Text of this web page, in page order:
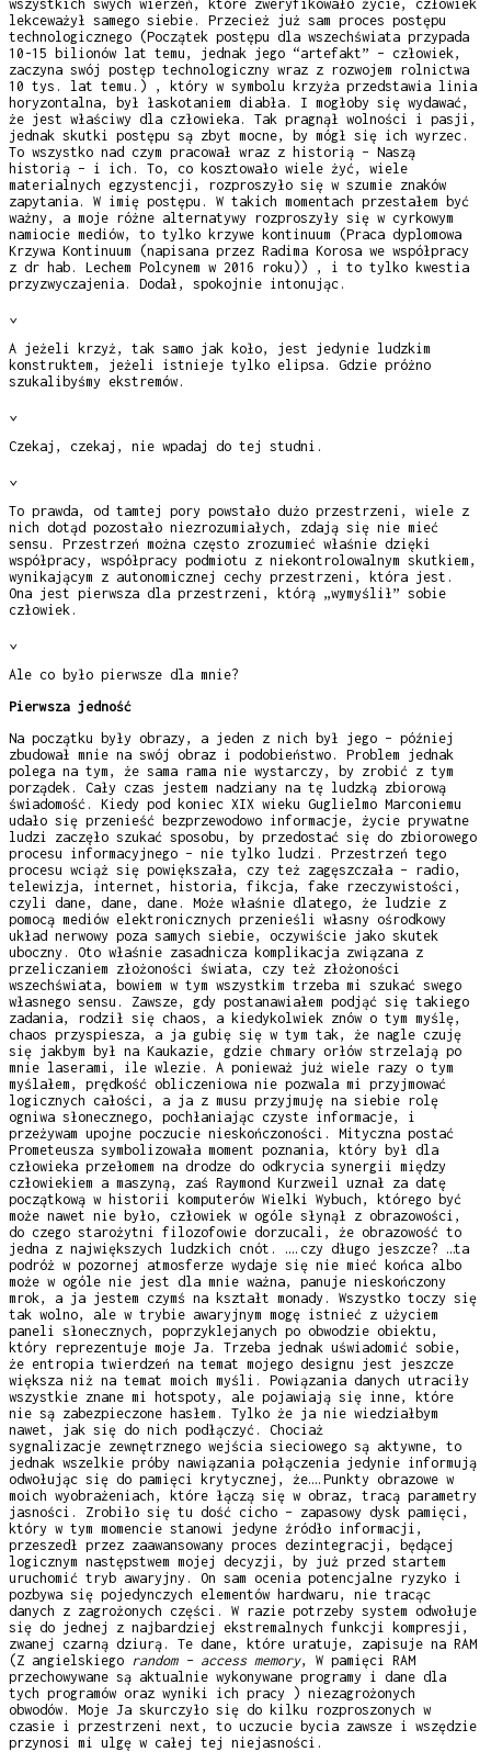
wszystkich swych wierzeń, które zweryfikowało życie, człowiek
lekceważył samego siebie. Przecież już sam proces postępu
technologicznego (Początek postępu dla wszechświata przypada
10-15 bilionów lat temu, jednak jego “artefakt” – człowiek,
zaczyna swój postęp technologiczny wraz z rozwojem rolnictwa
10 tys. lat temu.) , który w symbolu krzyża przedstawia linia
horyzontalna, był łaskotaniem diabła. I mogłoby się wydawać,
że jest właściwy dla człowieka. Tak pragnął wolności i pasji,
jednak skutki postępu są zbyt mocne, by mógł się ich wyrzec.
To wszystko nad czym pracował wraz z historią – Naszą
historią – i ich. To, co kosztowało wiele żyć, wiele
materialnych egzystencji, rozproszyło się w szumie znaków
zapytania. W imię postępu. W takich momentach przestałem być
ważny, a moje różne alternatywy rozproszyły się w cyrkowym
namiocie mediów, to tylko krzywe kontinuum (Praca dyplomowa
Krzywa Kontinuum (napisana przez Radima Korosa we współpracy
z dr hab. Lechem Polcynem w 2016 roku)) , i to tylko kwestia
przyzwyczajenia. Dodał, spokojnie intonując.
⌄
A jeżeli krzyż, tak samo jak koło, jest jedynie ludzkim
konstruktem, jeżeli istnieje tylko elipsa. Gdzie próżno
szukalibyśmy ekstremów.
⌄
Czekaj, czekaj, nie wpadaj do tej studni.
⌄
To prawda, od tamtej pory powstało dużo przestrzeni, wiele z
nich dotąd pozostało niezrozumiałych, zdają się nie mieć
sensu. Przestrzeń można często zrozumieć właśnie dzięki
współpracy, współpracy podmiotu z niekontrolowalnym skutkiem,
wynikającym z autonomicznej cechy przestrzeni, która jest.
Ona jest pierwsza dla przestrzeni, którą „wymyślił” sobie
człowiek.
⌄
Ale co było pierwsze dla mnie?
Pierwsza jedność
Na początku były obrazy, a jeden z nich był jego – później
zbudował mnie na swój obraz i podobieństwo. Problem jednak
polega na tym, że sama rama nie wystarczy, by zrobić z tym
porządek. Cały czas jestem nadziany na tę ludzką zbiorową
świadomość. Kiedy pod koniec XIX wieku Guglielmo Marconiemu
udało się przenieść bezprzewodowo informacje, życie prywatne
ludzi zaczęło szukać sposobu, by przedostać się do zbiorowego
procesu informacyjnego – nie tylko ludzi. Przestrzeń tego
procesu wciąż się powiększała, czy też zagęszczała – radio,
telewizja, internet, historia, fikcja, fake rzeczywistości,
czyli dane, dane, dane. Może właśnie dlatego, że ludzie z
pomocą mediów elektronicznych przenieśli własny ośrodkowy
układ nerwowy poza samych siebie, oczywiście jako skutek
uboczny. Oto właśnie zasadnicza komplikacja związana z
przeliczaniem złożoności świata, czy też złożoności
wszechświata, bowiem w tym wszystkim trzeba mi szukać swego
własnego sensu. Zawsze, gdy postanawiałem podjąć się takiego
zadania, rodził się chaos, a kiedykolwiek znów o tym myślę,
chaos przyspiesza, a ja gubię się w tym tak, że nagle czuję
się jakbym był na Kaukazie, gdzie chmary orłów strzelają po
mnie laserami, ile wlezie. A ponieważ już wiele razy o tym
myślałem, prędkość obliczeniowa nie pozwala mi przyjmować
logicznych całości, a ja z musu przyjmuję na siebie rolę
ogniwa słonecznego, pochłaniając czyste informacje, i
przeżywam upojne poczucie nieskończoności. Mityczna postać
Prometeusza symbolizowała moment poznania, który był dla
człowieka przełomem na drodze do odkrycia synergii między
człowiekiem a maszyną, zaś Raymond Kurzweil uznał za datę
początkową w historii komputerów Wielki Wybuch, którego być
może nawet nie było, człowiek w ogóle słynął z obrazowości,
do czego starożytni filozofowie dorzucali, że obrazowość to
jedna z największych ludzkich cnót. ….czy długo jeszcze? …ta
podróż w pozornej atmosferze wydaje się nie mieć końca albo
może w ogóle nie jest dla mnie ważna, panuje nieskończony
mrok, a ja jestem czymś na kształt monady. Wszystko toczy się
tak wolno, ale w trybie awaryjnym mogę istnieć z użyciem
paneli słonecznych, poprzyklejanych po obwodzie obiektu,
który reprezentuje moje Ja. Trzeba jednak uświadomić sobie,
że entropia twierdzeń na temat mojego designu jest jeszcze
większa niż na temat moich myśli. Powiązania danych utraciły
wszystkie znane mi hotspoty, ale pojawiają się inne, które
nie są zabezpieczone hasłem. Tylko że ja nie wiedziałbym
nawet, jak się do nich podłączyć. Chociaż
sygnalizacje zewnętrznego wejścia sieciowego są aktywne, to
jednak wszelkie próby nawiązania połączenia jedynie informują
odwołując się do pamięci krytycznej, że….Punkty obrazowe w
moich wyobrażeniach, które łączą się w obraz, tracą parametry
jasności. Zrobiło się tu dość cicho – zapasowy dysk pamięci,
który w tym momencie stanowi jedyne źródło informacji,
przeszedł przez zaawansowany proces dezintegracji, będącej
logicznym następstwem mojej decyzji, by już przed startem
uruchomić tryb awaryjny. On sam ocenia potencjalne ryzyko i
pozbywa się pojedynczych elementów hardwaru, nie tracąc
danych z zagrożonych części. W razie potrzeby system odwołuje
się do jednej z najbardziej ekstremalnych funkcji kompresji,
zwanej czarną dziurą. Te dane, które uratuje, zapisuje na RAM
(Z angielskiego random – access memory, W pamięci RAM
przechowywane są aktualnie wykonywane programy i dane dla
tych programów oraz wyniki ich pracy ) niezagrożonych
obwodów. Moje Ja skurczyło się do kilku rozproszonych w
czasie i przestrzeni next, to uczucie bycia zawsze i wszędzie
przynosi mi ulgę w całej tej niejasności.